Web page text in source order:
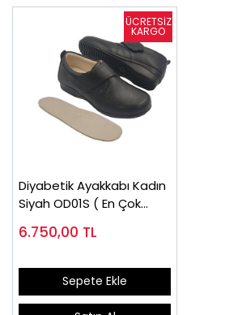
Diyabetik Ayakkabı Kadın
Siyah OD01S ( En Çok
6.750,00 TL
Sepete Ekle